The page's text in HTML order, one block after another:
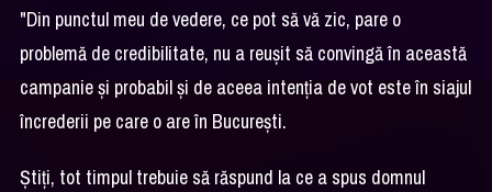
"Din punctul meu de vedere, ce pot să vă zic, pare o
problemă de credibilitate, nu a reușit să convingă în această
campanie și probabil și de aceea intenția de vot este în siajul
încrederii pe care o are în București.
Știți, tot timpul trebuie să răspund la ce a spus domnul